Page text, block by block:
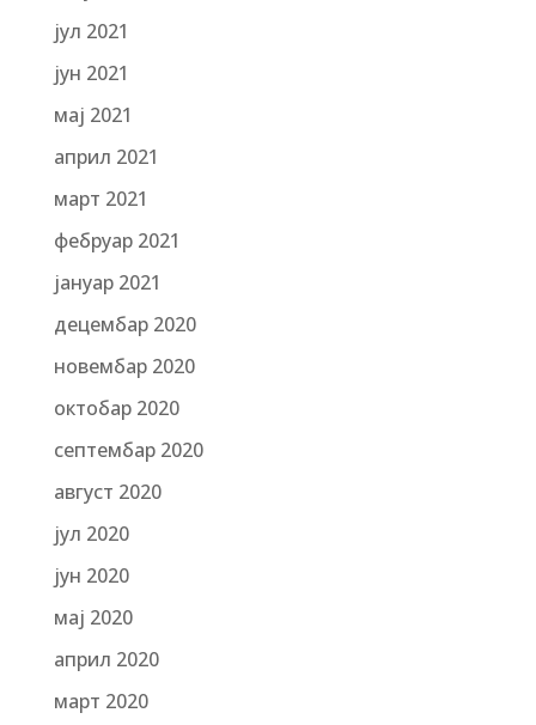
јул 2021
јун 2021
мај 2021
април 2021
март 2021
фебруар 2021
јануар 2021
децембар 2020
новембар 2020
октобар 2020
септембар 2020
август 2020
јул 2020
јун 2020
мај 2020
април 2020
март 2020